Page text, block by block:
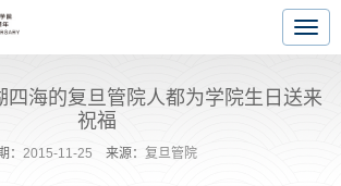
四海的复旦管院人都为学院生日送来
祝福
： 2015-11-25 来源： 复旦管院